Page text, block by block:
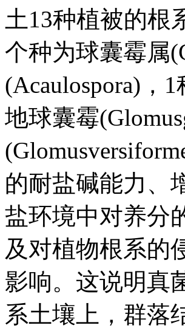
土13种植被的根
个种为球囊霉属
(Acaulospora)，
地球囊霉
的耐盐碱能力、
盐环境中对养分
及对植物根系的
影响。这说明真
系土壤上，群落